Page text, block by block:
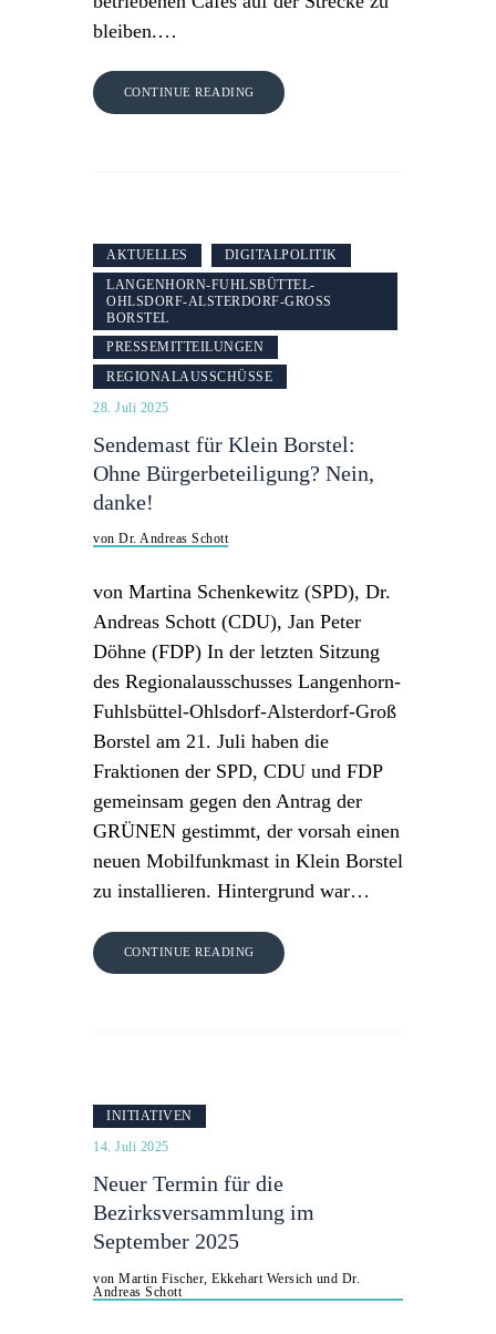
bleiben.…
CONTINUE READING
AKTUELLES
DIGITALPOLITIK
LANGENHORN-FUHLSBÜTTEL-
OHLSDORF-ALSTERDORF-GROSS B
ORSTEL
PRESSEMITTEILUNGEN
REGIONALAUSSCHÜSSE
28. Juli 2025
Sendemast für Klein Borstel:
Ohne Bürgerbeteiligung? Nein,
danke!
von Dr. Andreas Schott
von Martina Schenkewitz (SPD), Dr.
Andreas Schott (CDU), Jan Peter
Döhne (FDP) In der letzten Sitzung
des Regionalausschusses Langenhorn-
Fuhlsbüttel-Ohlsdorf-Alsterdorf-Groß
Borstel am 21. Juli haben die
Fraktionen der SPD, CDU und FDP
gemeinsam gegen den Antrag der
GRÜNEN gestimmt, der vorsah einen
neuen Mobilfunkmast in Klein Borstel
zu installieren. Hintergrund war…
CONTINUE READING
INITIATIVEN
14. Juli 2025
Neuer Termin für die
Bezirksversammlung im
September 2025
von Martin Fischer, Ekkehart Wersich und Dr.
Andreas Schott